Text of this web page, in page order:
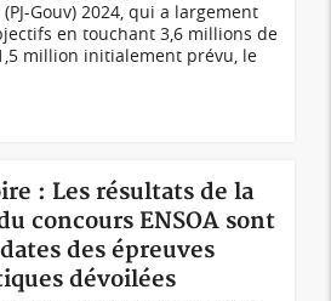
Gouv) 2024, qui a largement
en touchant 3,6 millions de
million initialement prévu, le
: Les résultats de la
concours ENSOA sont
des épreuves
dévoilées